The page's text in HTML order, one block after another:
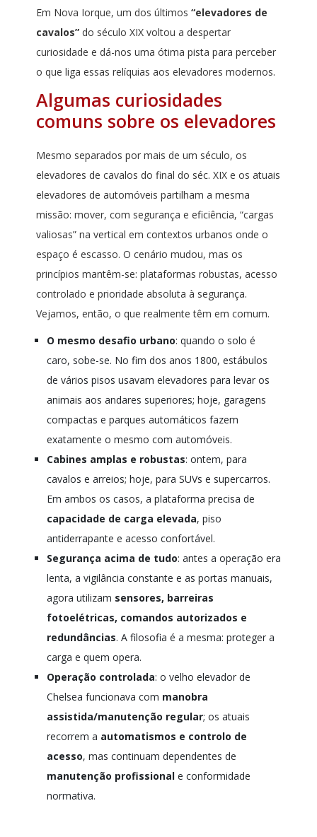
Em Nova Iorque, um dos últimos “elevadores de
cavalos”do século XIX voltou a despertar
curiosidade e dá-nos uma ótima pista para perceber
o que liga essas relíquias aos elevadores modernos.
Algumas curiosidades
comuns sobre os elevadores
Mesmo separados por mais de um século, os
elevadores de cavalos do final do séc. XIX e os atuais
elevadores de automóveis partilham a mesma
missão: mover, com segurança e eficiência, “cargas
valiosas” na vertical em contextos urbanos onde o
espaço é escasso. O cenário mudou, mas os
princípios mantêm-se: plataformas robustas, acesso
controlado e prioridade absoluta à segurança.
Vejamos, então, o que realmente têm em comum.
O mesmo desafio urbano: quando o solo é
caro, sobe-se. No fim dos anos 1800, estábulos
de vários pisos usavam elevadores para levar os
animais aos andares superiores; hoje, garagens
compactas e parques automáticos fazem
exatamente o mesmo com automóveis.
Cabines amplas e robustas: ontem, para
cavalos e arreios; hoje, para SUVs e supercarros.
Em ambos os casos, a plataforma precisa de
capacidade de carga elevada, piso
antiderrapante e acesso confortável.
Segurança acima de tudo: antes a operação era
lenta, a vigilância constante e as portas manuais,
agora utilizam sensores, barreiras
fotoelétricas, comandos autorizados e
redundâncias. A filosofia é a mesma: proteger a
carga e quem opera.​​​​​​​
Operação controlada: o velho elevador de
Chelsea funcionava com manobra
assistida/manutenção regular; os atuais
recorrem a automatismos e controlo de
acesso, mas continuam dependentes de
manutenção profissionale conformidade
normativa.